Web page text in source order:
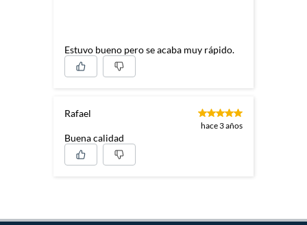
Estuvo bueno pero se acaba muy rápido.
Rafael
hace 3 años
Buena calidad